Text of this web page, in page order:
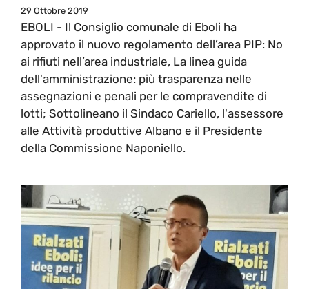
29 Ottobre 2019
EBOLI - Il Consiglio comunale di Eboli ha
approvato il nuovo regolamento dell’area PIP: No
ai rifiuti nell’area industriale, La linea guida
dell'amministrazione: più trasparenza nelle
assegnazioni e penali per le compravendite di
lotti; Sottolineano il Sindaco Cariello, l'assessore
alle Attività produttive Albano e il Presidente
della Commissione Naponiello.